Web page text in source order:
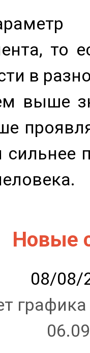
то
в
выше
сильнее
Новые
08/08/